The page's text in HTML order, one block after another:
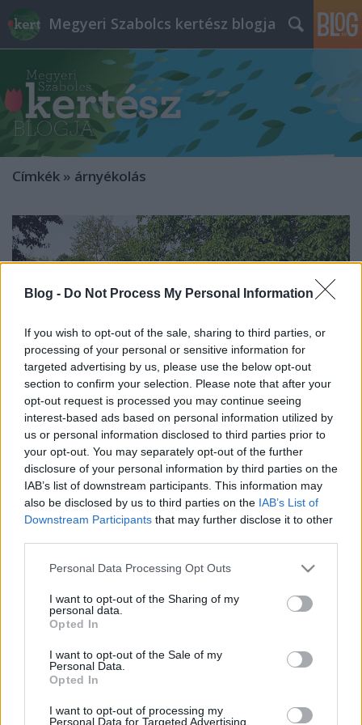
Blog - Do Not Process My Personal Information
If you wish to opt-out of the sale, sharing to third parties, or
processing of your personal or sensitive information for
targeted advertising by us, please use the below opt-out
section to confirm your selection. Please note that after your
opt-out request is processed you may continue seeing
interest-based ads based on personal information utilized by
us or personal information disclosed to third parties prior to
your opt-out. You may separately opt-out of the further
disclosure of your personal information by third parties on the
IAB’s list of downstream participants. This information may
also be disclosed by us to third parties on the IAB’s List of
Downstream Participants that may further disclose it to other
Please note that this website/app uses one or more Google
not limited to your visit or usage behaviour. You may click to
grant or deny consent to Google and its third-party tags to
use your data for below specified purposes in below Google
consent section.
Personal Data Processing Opt Outs
I want to opt-out of the Sharing of my
personal data.
Opted In
I want to opt-out of the Sale of my
Personal Data.
Opted In
I want to opt-out of processing my
Personal Data for Targeted Advertising.
Megyeri Szabolcs kertész blogja
Címkék » árnyékolás
Árnyékoló háló: praktikus és
esztétikus segítő a kertben
Megyeri Szabolcs •2020. június 20.
mozog? A perzselő nyári nap kiégeti a növényeket?
Az árnyékoló háló sokkal több dologra jó, mint
gondolná: olvassa el cikkünket, és segítünk a
választásban! A kert megtervezése során számtalan
szempontot figyelembe kell venni, többek között a…
Megüti a növényeket is a hőguta?
Megyeri Szabolcs•2013. július 30.